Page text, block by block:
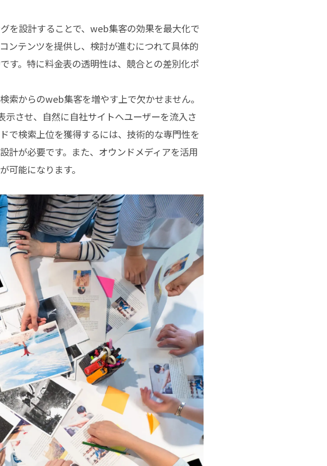
を設計することで、web集客の効果を最大化で
ンテンツを提供し、検討が進むにつれて具体的
す。特に料金表の透明性は、競合との差別化ポ
索からのweb集客を増やす上で欠かせません。
させ、自然に自社サイトへユーザーを流入さ
で検索上位を獲得するには、技術的な専門性を
計が必要です。また、オウンドメディアを活用
可能になります。